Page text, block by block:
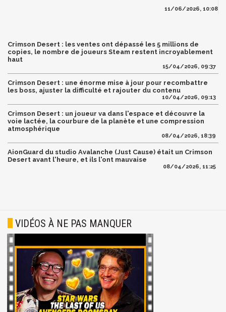
11/06/2026, 10:08
Crimson Desert : les ventes ont dépassé les 5 millions de
copies, le nombre de joueurs Steam restent incroyablement
haut
15/04/2026, 09:37
Crimson Desert : une énorme mise à jour pour recombattre
les boss, ajuster la difficulté et rajouter du contenu
10/04/2026, 09:13
Crimson Desert : un joueur va dans l'espace et découvre la
voie lactée, la courbure de la planète et une compression
atmosphérique
08/04/2026, 18:39
AionGuard du studio Avalanche (Just Cause) était un Crimson
Desert avant l'heure, et ils l'ont mauvaise
08/04/2026, 11:25
VIDÉOS À NE PAS MANQUER